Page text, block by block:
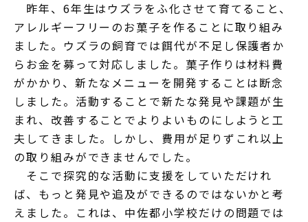
昨年、6年生はウズラをふ化させて育てること、
アレルギーフリーのお菓子を作ることに取り組み
ました。ウズラの飼育では餌代が不足し保護者か
らお金を募って対応しました。菓子作りは材料費
がかかり、新たなメニューを開発することは断念
しました。活動することで新たな発見や課題が生
まれ、改善することでよりよいものにしようと工
夫してきました。しかし、費用が足りずこれ以上
の取り組みができませんでした。
そこで探究的な活動に支援をしていただけれ
ば、もっと発見や追及ができるのではないかと考
えました。これは、中佐都小学校だけの問題では